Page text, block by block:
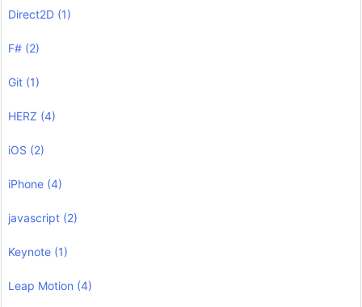
Direct2D (1)
F# (2)
Git (1)
HERZ (4)
iOS (2)
iPhone (4)
javascript (2)
Keynote (1)
Leap Motion (4)